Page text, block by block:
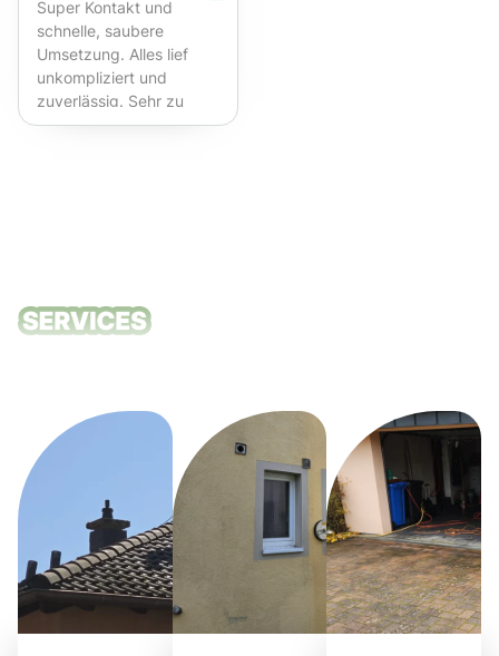
Super Kontakt und
schnelle, saubere
Umsetzung. Alles lief
unkompliziert und
zuverlässig. Sehr zu
empfehlen!